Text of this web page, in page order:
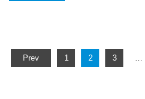
Seitennummerierung
Prev Page
1 Page
2 Page
3 …